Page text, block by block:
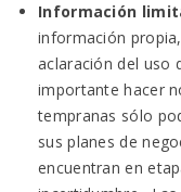
Información
información
aclaración del uso
importante hacer
tempranas sólo
sus planes de
encuentran en